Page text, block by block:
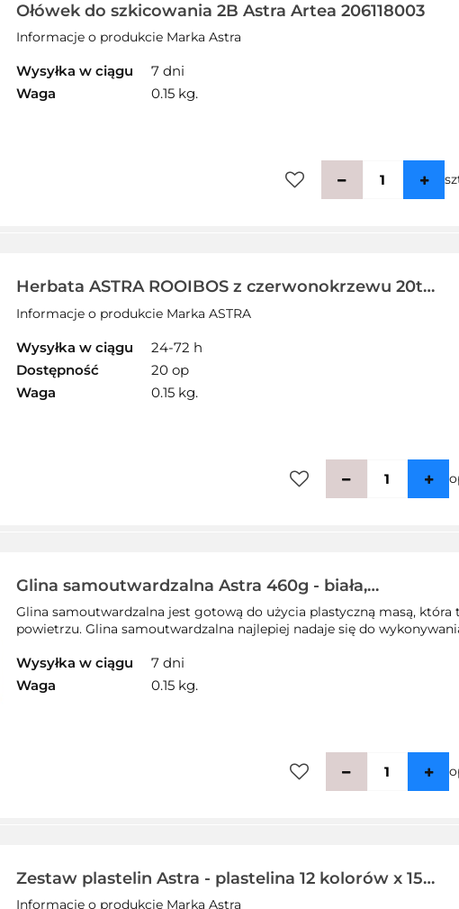
Ołówek do szkicowania 2B Astra Artea 206118003
Informacje o produkcie Marka Astra
Wysyłka w ciągu
7 dni
Waga
0.15 kg.
Herbata ASTRA ROOIBOS z czerwonokrzewu 20t
czerwona
Informacje o produkcie Marka ASTRA
Wysyłka w ciągu
24-72 h
Dostępność
20 op
Waga
0.15 kg.
Glina samoutwardzalna Astra 460g - biała,
83810908
Glina samoutwardzalna jest gotową do użycia plastyczną masą, która
powietrzu. Glina samoutwardzalna najlepiej nadaje się do
Wysyłka w ciągu
7 dni
Waga
0.15 kg.
Zestaw plastelin Astra - plastelina 12 kolorów x 15
sztuk (180), 303025044
Informacje o produkcie Marka Astra